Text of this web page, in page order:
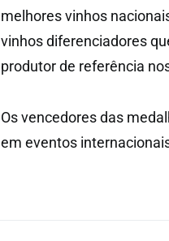
melhores vinhos
vinhos diferenciadores
produtor de referência
Os vencedores das
em eventos